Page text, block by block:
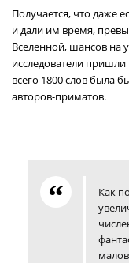
Получается, что даже
и дали им время,
Вселенной, шансов на
исследователи
всего 1800 слов была
авторов-приматов.
Как